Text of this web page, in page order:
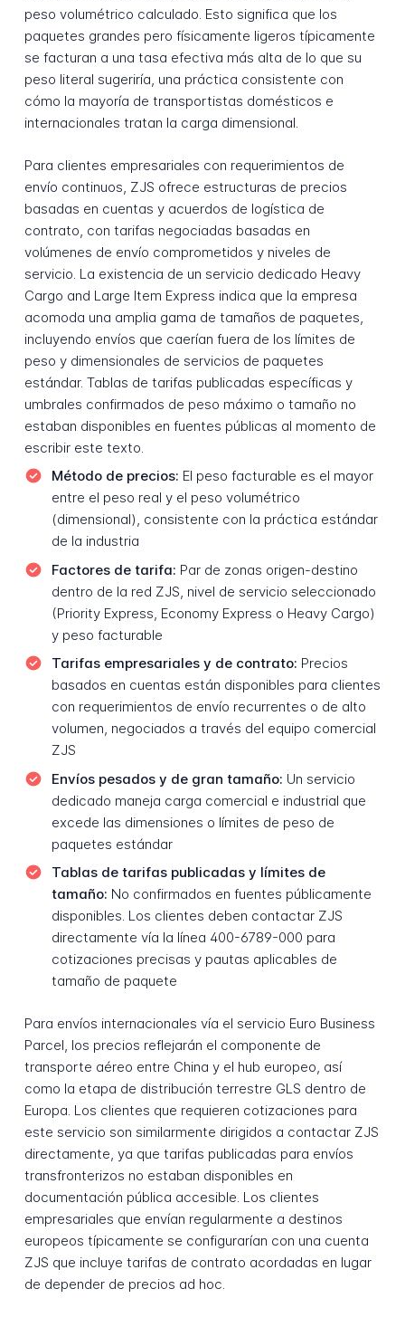
peso volumétrico calculado. Esto significa que los
paquetes grandes pero físicamente ligeros típicamente
se facturan a una tasa efectiva más alta de lo que su
peso literal sugeriría, una práctica consistente con
cómo la mayoría de transportistas domésticos e
internacionales tratan la carga dimensional.
Para clientes empresariales con requerimientos de
envío continuos, ZJS ofrece estructuras de precios
basadas en cuentas y acuerdos de logística de
contrato, con tarifas negociadas basadas en
volúmenes de envío comprometidos y niveles de
servicio. La existencia de un servicio dedicado Heavy
Cargo and Large Item Express indica que la empresa
acomoda una amplia gama de tamaños de paquetes,
incluyendo envíos que caerían fuera de los límites de
peso y dimensionales de servicios de paquetes
estándar. Tablas de tarifas publicadas específicas y
umbrales confirmados de peso máximo o tamaño no
estaban disponibles en fuentes públicas al momento de
escribir este texto.
Método de precios: El peso facturable es el mayor
entre el peso real y el peso volumétrico
(dimensional), consistente con la práctica estándar
de la industria
Factores de tarifa: Par de zonas origen-destino
dentro de la red ZJS, nivel de servicio seleccionado
(Priority Express, Economy Express o Heavy Cargo)
y peso facturable
Tarifas empresariales y de contrato: Precios
basados en cuentas están disponibles para clientes
con requerimientos de envío recurrentes o de alto
volumen, negociados a través del equipo comercial
ZJS
Envíos pesados y de gran tamaño: Un servicio
dedicado maneja carga comercial e industrial que
excede las dimensiones o límites de peso de
paquetes estándar
Tablas de tarifas publicadas y límites de
tamaño: No confirmados en fuentes públicamente
disponibles. Los clientes deben contactar ZJS
directamente vía la línea 400-6789-000 para
cotizaciones precisas y pautas aplicables de
tamaño de paquete
Para envíos internacionales vía el servicio Euro Business
Parcel, los precios reflejarán el componente de
transporte aéreo entre China y el hub europeo, así
como la etapa de distribución terrestre GLS dentro de
Europa. Los clientes que requieren cotizaciones para
este servicio son similarmente dirigidos a contactar ZJS
directamente, ya que tarifas publicadas para envíos
transfronterizos no estaban disponibles en
documentación pública accesible. Los clientes
empresariales que envían regularmente a destinos
europeos típicamente se configurarían con una cuenta
ZJS que incluye tarifas de contrato acordadas en lugar
de depender de precios ad hoc.